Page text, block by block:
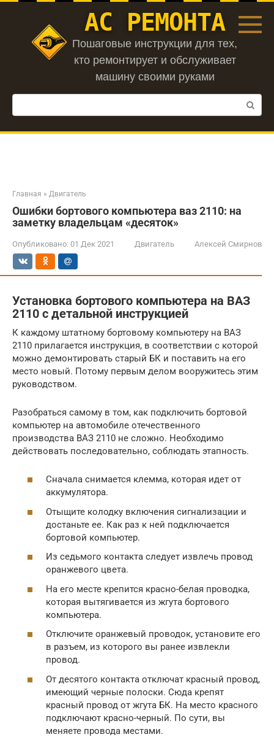
Перейти
АС РЕМОНТА
Пошаговые инструкции для тех,
кто ремонтирует и обслуживает
машину своими руками
Поиск:
Главная » Двигатель
Ошибки бортового компьютера ваз 2110: на
заметку владельцам «десяток»
Опубликовано: 01 Дек 2021 Двигатель Алексей Смирнов
Установка бортового компьютера на ВАЗ
2110 с детальной инструкцией
К каждому штатному бортовому компьютеру на ВАЗ
2110 прилагается инструкция, в соответствии с которой
можно демонтировать старый БК и поставить на его
место новый. Потому первым делом вооружитесь этим
руководством.
Разобраться самому в том, как подключить бортовой
компьютер на автомобиле отечественного
производства ВАЗ 2110 не сложно. Необходимо
действовать последовательно, соблюдать этапность.
Сначала снимается клемма, которая идет от
аккумулятора.
Отыщите колодку включения сигнализации и
достаньте ее. Как раз к ней подключается
бортовой компьютер.
Из седьмого контакта следует извлечь провод
оранжевого цвета.
На его месте крепится красно-белая проводка,
которая вытягивается из жгута бортового
компьютера.
Отключите оранжевый проводок, установите его
в разъем, из которого вы ранее извлекли
провод.
От десятого контакта отключат красный провод,
имеющий черные полоски. Сюда крепят
красный провод от жгута БК. На место красного
подключают красно-черный. По сути, вы
меняете провода местами.